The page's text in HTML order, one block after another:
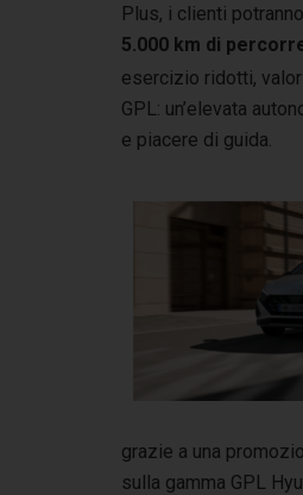
Plus, i clienti
5.000 km di
esercizio ridotti,
GPL: un’elevata
e piacere di guida.
grazie a una
sulla gamma GPL